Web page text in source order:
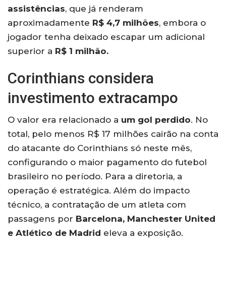
assistências, que já renderam
aproximadamente R$ 4,7 milhões, embora o
jogador tenha deixado escapar um adicional
superior a R$ 1 milhão.
Corinthians considera
investimento extracampo
O valor era relacionado a um gol perdido. No
total, pelo menos R$ 17 milhões cairão na conta
do atacante do Corinthians só neste mês,
configurando o maior pagamento do futebol
brasileiro no período. Para a diretoria, a
operação é estratégica. Além do impacto
técnico, a contratação de um atleta com
passagens por Barcelona, Manchester United
e Atlético de Madrid eleva a exposição.